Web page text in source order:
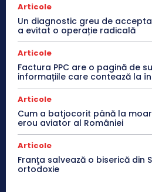
Articole
Un diagnostic greu de
a evitat o operație radicală
Articole
Factura PPC are o pagină de
informațiile care contează la
Articole
Cum a batjocorit până la
erou aviator al României
Articole
Franţa salvează o biserică din
ortodoxie